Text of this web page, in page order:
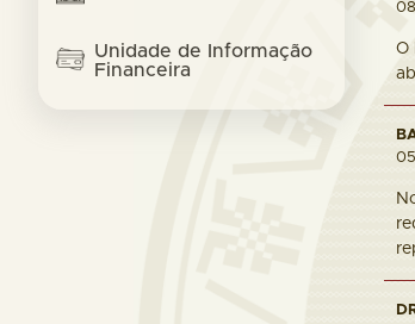
Unidade de Informação
Financeira
O